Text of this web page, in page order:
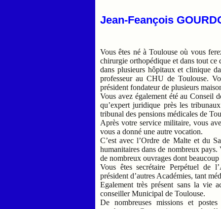
Jean-Feançois
Vous êtes né à Toulouse où vous
chirurgie orthopédique et dans tout ce
dans plusieurs hôpitaux et clinique
professeur au CHU de Toulouse.
président fondateur de plusieurs
Vous avez également été au Conseil
qu’expert juridique près les
tribunal des pensions médicales de
Après votre service militaire, vous
vous a donné une autre vocation.
C’est avec l’Ordre de Malte et du
humanitaires dans de nombreux
de nombreux ouvrages dont
Vous êtes secrétaire Perpétuel de
président d’autres Académies, tant
Egalement très présent sans la vie
conseiller Municipal de Toulouse.
De nombreuses missions et